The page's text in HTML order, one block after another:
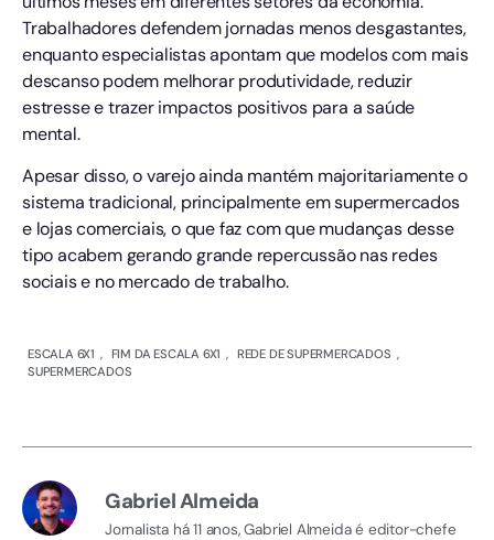
Trabalhadores defendem jornadas menos desgastantes,
enquanto especialistas apontam que modelos com mais
descanso podem melhorar produtividade, reduzir
estresse e trazer impactos positivos para a saúde
mental.
Apesar disso, o varejo ainda mantém majoritariamente o
sistema tradicional, principalmente em supermercados
e lojas comerciais, o que faz com que mudanças desse
tipo acabem gerando grande repercussão nas redes
sociais e no mercado de trabalho.
ESCALA 6X1 , FIM DA ESCALA 6X1 , REDE DE SUPERMERCADOS ,
SUPERMERCADOS
Gabriel Almeida
Jornalista há 11 anos, Gabriel Almeida é editor-chefe